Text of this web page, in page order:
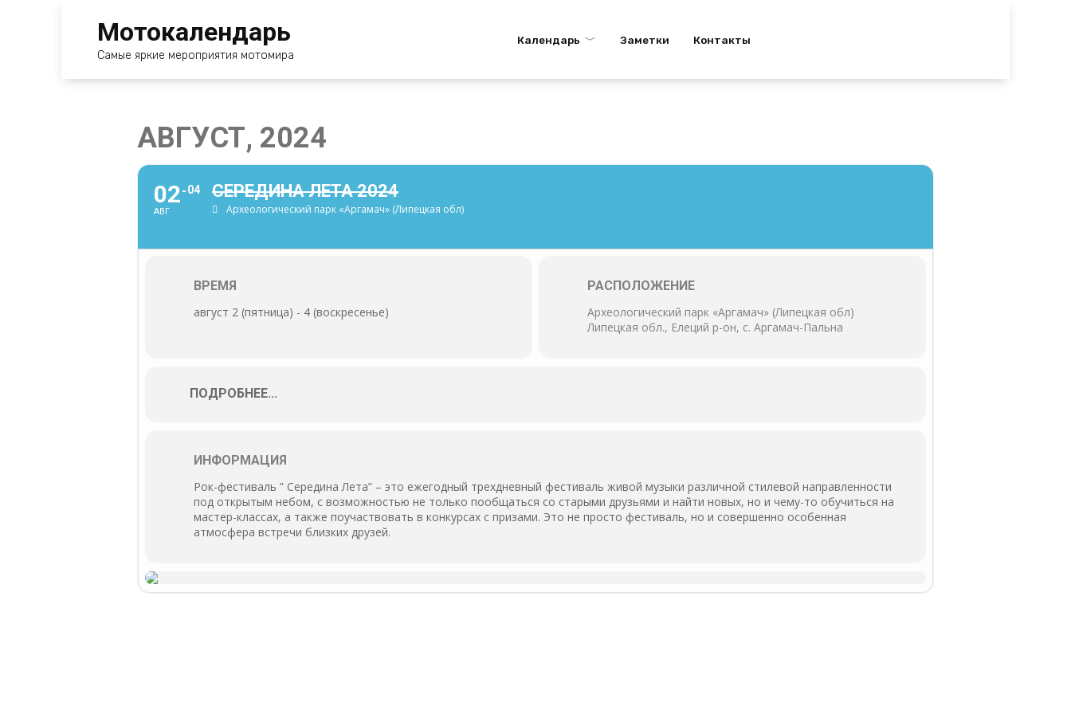
Мотокалендарь
Самые яркие мероприятия мотомира
Календарь Заметки Контакты
АВГУСТ, 2024
02
АВГ
04 СЕРЕДИНА ЛЕТА 2024
Археологический парк «Аргамач» (Липецкая обл)
ВРЕМЯ
август 2 (пятница) - 4 (воскресенье)
РАСПОЛОЖЕНИЕ
Археологический парк «Аргамач» (Липецкая обл)
Липецкая обл., Елеций р-он, с. Аргамач-Пальна
ПОДРОБНЕЕ...
ИНФОРМАЦИЯ
Рок-фестиваль ” Середина Лета” – это ежегодный трехдневный фестиваль живой музыки различной стилевой направленности
под открытым небом, с возможностью не только пообщаться со старыми друзьями и найти новых, но и чему-то обучиться на
мастер-классах, а также поучаствовать в конкурсах с призами. Это не просто фестиваль, но и совершенно особенная
атмосфера встречи близких друзей.